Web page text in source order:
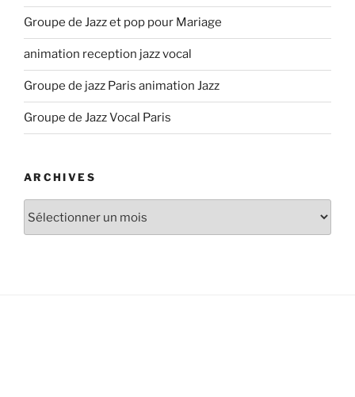
Groupe de Jazz et pop pour Mariage
animation reception jazz vocal
Groupe de jazz Paris animation Jazz
Groupe de Jazz Vocal Paris
ARCHIVES